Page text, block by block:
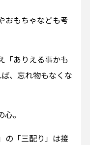
おもちゃなども考
「ありえる事かも
、忘れ物もなくな
。
の「三配り」は接